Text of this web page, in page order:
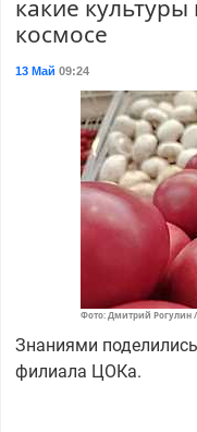
какие
космосе
13 Май 09:24
Фото: Дмитрий Рогулин /
Знаниями
филиала ЦОКа.